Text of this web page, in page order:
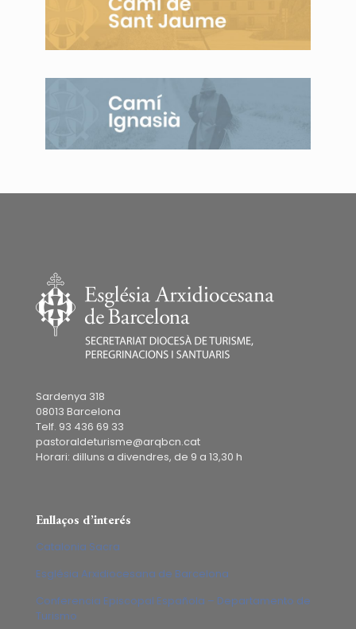
Sardenya 318
08013 Barcelona
Telf. 93 436 69 33
pastoraldeturisme@arqbcn.cat
Horari: dilluns a divendres, de 9 a 13,30 h
Enllaços d’interés
Catalonia Sacra
Església Arxidiocesana de Barcelona
Conferencia Episcopal Española – Departamento de
Turismo